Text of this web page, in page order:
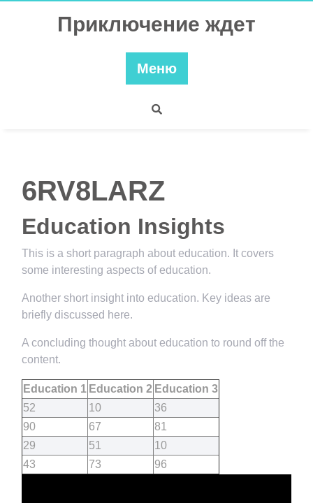
Приключение ждет
Меню
6RV8LARZ
Education Insights
This is a short paragraph about education. It covers
some interesting aspects of education.
Another short insight into education. Key ideas are
briefly discussed here.
A concluding thought about education to round off the
content.
Education 1 Education 2 Education 3
52
10
36
90
67
81
29
51
10
43
73 96